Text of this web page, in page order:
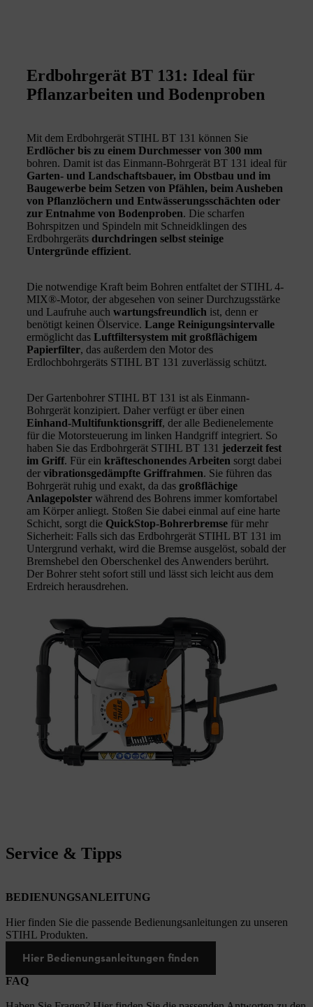
Erdbohrgerät BT 131: Ideal für
Pflanzarbeiten und Bodenproben
Mit dem Erdbohrgerät STIHL BT 131 können Sie
Erdlöcher bis zu einem Durchmesser von 300 mm
bohren. Damit ist das Einmann-Bohrgerät BT 131 ideal für
Garten- und Landschaftsbauer, im Obstbau und im
Baugewerbe beim Setzen von Pfählen, beim Ausheben
von Pflanzlöchern und Entwässerungsschächten oder
zur Entnahme von Bodenproben. Die scharfen
Bohrspitzen und Spindeln mit Schneidklingen des
Erdbohrgeräts durchdringen selbst steinige
Untergründe effizient.
Die notwendige Kraft beim Bohren entfaltet der STIHL 4-
MIX®-Motor, der abgesehen von seiner Durchzugsstärke
und Laufruhe auch wartungsfreundlich ist, denn er
benötigt keinen Ölservice. Lange Reinigungsintervalle
ermöglicht das Luftfiltersystem mit großflächigem
Papierfilter, das außerdem den Motor des
Erdlochbohrgeräts STIHL BT 131 zuverlässig schützt.
Der Gartenbohrer STIHL BT 131 ist als Einmann-
Bohrgerät konzipiert. Daher verfügt er über einen
Einhand-Multifunktionsgriff, der alle Bedienelemente
für die Motorsteuerung im linken Handgriff integriert. So
haben Sie das Erdbohrgerät STIHL BT 131 jederzeit fest
im Griff. Für ein kräfteschonendes Arbeiten sorgt dabei
der vibrationsgedämpfte Griffrahmen. Sie führen das
Bohrgerät ruhig und exakt, da das großflächige
Anlagepolster während des Bohrens immer komfortabel
am Körper anliegt. Stoßen Sie dabei einmal auf eine harte
Schicht, sorgt die QuickStop-Bohrerbremse für mehr
Sicherheit: Falls sich das Erdbohrgerät STIHL BT 131 im
Untergrund verhakt, wird die Bremse ausgelöst, sobald der
Bremshebel den Oberschenkel des Anwenders berührt.
Der Bohrer steht sofort still und lässt sich leicht aus dem
Erdreich herausdrehen.
Service & Tipps
BEDIENUNGSANLEITUNG
Hier finden Sie die passende Bedienungsanleitungen zu unseren
STIHL Produkten.
Hier Bedienungsanleitungen finden
FAQ